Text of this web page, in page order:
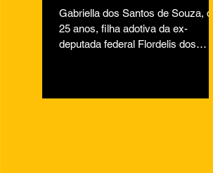
Gabriella dos Santos de Souza, de
25 anos, filha adotiva da ex-
deputada federal Flordelis dos